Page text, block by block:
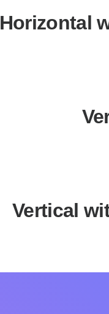
Horizontal
Vertical